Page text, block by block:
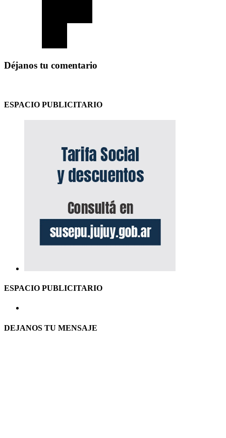
Déjanos tu comentario
ESPACIO PUBLICITARIO
ESPACIO PUBLICITARIO
DEJANOS TU MENSAJE